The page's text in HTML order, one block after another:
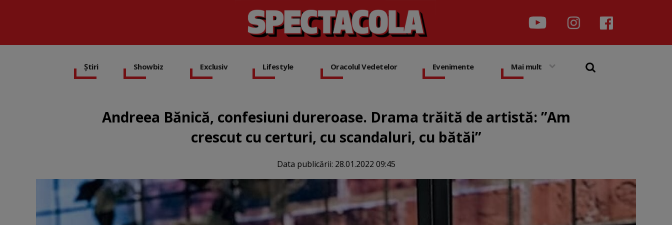
Știri Showbiz Exclusiv Lifestyle Oracolul Vedetelor Evenimente Mai mult
Andreea Bănică, confesiuni dureroase. Drama trăită de artistă: ”Am
crescut cu certuri, cu scandaluri, cu bătăi”
Data publicării: 28.01.2022 09:45